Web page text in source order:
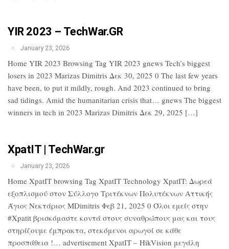
YIR 2023 – TechWar.GR
January 23, 2026
Home YIR 2023 Browsing Tag YIR 2023 gnews Tech’s biggest
losers in 2023 Marizas Dimitris Δεκ 30, 2025 0 The last few years
have been, to put it mildly, rough. And 2023 continued to bring
sad tidings. Amid the humanitarian crisis that… gnews The biggest
winners in tech in 2023 Marizas Dimitris Δεκ 29, 2025 […]
XpatIT | TechWar.gr
January 23, 2026
Home XpatIT browsing Tag XpatIT Technology XpatIT: Δωρεά
εξοπλισμού στον Σύλλογο Τριτέκνων Πολυτέκνων Αττικής
Άγιος Νεκτάριος MDimitris Φεβ 21, 2025 0 Όλοι εμείς στην
#Xpatit βρισκόμαστε κοντά στους συναθρώπους μας και τους
στηρίζουμε έμπρακτα, στεκόμενοι αρωγοί σε κάθε
προσπάθεια !… advertisement XpatIT – HikVision μεγάλη